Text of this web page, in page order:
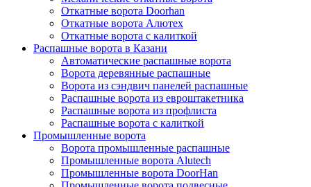
Откатные ворота Doorhan
Откатные ворота Алютех
Откатные ворота с калиткой
Распашные ворота в Казани
Автоматические распашные ворота
Ворота деревянные распашные
Ворота из сэндвич панелей распашные
Распашные ворота из евроштакетника
Распашные ворота из профлиста
Распашные ворота с калиткой
Промышленные ворота
Ворота промышленные распашные
Промышленные ворота Alutech
Промышленные ворота DoorHan